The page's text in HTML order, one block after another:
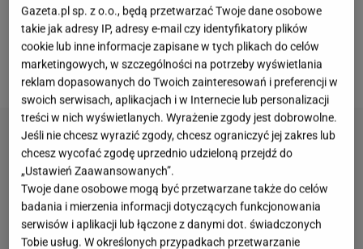
potraw. Nie można tego jednak powiedzieć o
wszystkich gatunkach. Niektóre z nich po
suszeniu mogą być niesmaczne.
Gazeta.pl sp. z o.o., będą przetwarzać Twoje dane osobowe
takie jak adresy IP, adresy e-mail czy identyfikatory plików
cookie lub inne informacje zapisane w tych plikach do celów
marketingowych, w szczególności na potrzeby wyświetlania
reklam dopasowanych do Twoich zainteresowań i preferencji w
swoich serwisach, aplikacjach i w Internecie lub personalizacji
treści w nich wyświetlanych. Wyrażenie zgody jest dobrowolne.
Jeśli nie chcesz wyrazić zgody, chcesz ograniczyć jej zakres lub
chcesz wycofać zgodę uprzednio udzieloną przejdź do
„Ustawień Zaawansowanych”.
Twoje dane osobowe mogą być przetwarzane także do celów
badania i mierzenia informacji dotyczących funkcjonowania
serwisów i aplikacji lub łączone z danymi dot. świadczonych
Tobie usług. W określonych przypadkach przetwarzanie